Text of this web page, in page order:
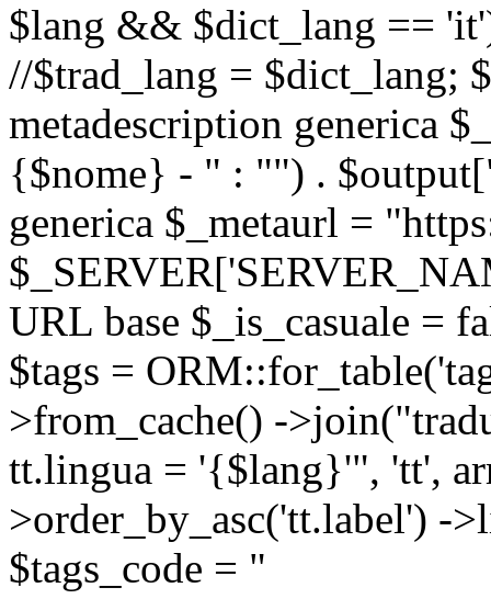
$lang && $dict_lang ==
//$trad_lang = $dict_lang;
metadescription generica
{$nome} - " : "") .
generica $_metaurl =
URL base $_is_casuale =
$tags =
>from_cache() -
tt.lingua = '{$lang}'", 'tt',
>order_by_asc('tt.label') -
$tags_code = "